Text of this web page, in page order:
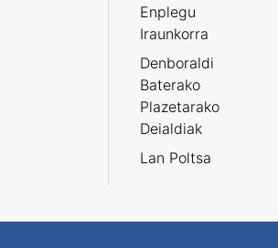
Enplegu
Iraunkorra
Denboraldi
Baterako
Plazetarako
Deialdiak
Lan Poltsa